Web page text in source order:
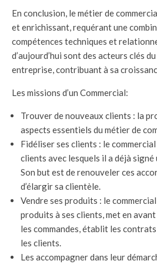
En conclusion, le métier de
et enrichissant, requérant une
compétences techniques et
d’aujourd’hui sont des acteurs clés
entreprise, contribuant à sa
Les missions d’un Commercial:
Trouver de nouveaux clients : la
aspects essentiels du métier de
Fidéliser ses clients : le
clients avec lesquels il a déjà
Son but est de renouveler ces
d’élargir sa clientèle.
Vendre ses produits : le
produits à ses clients, met en
les commandes, établit les
les clients.
Les accompagner dans leur